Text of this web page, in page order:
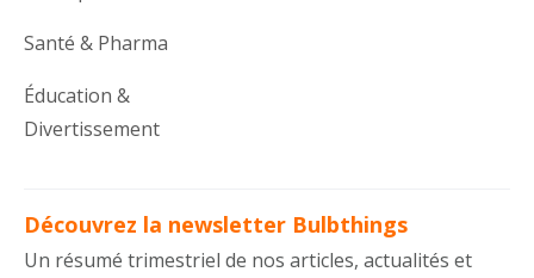
Santé & Pharma
Éducation &
Divertissement
Découvrez la newsletter Bulbthings
Un résumé trimestriel de nos articles, actualités et